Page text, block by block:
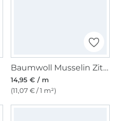
Baumwoll Musselin Zitronen, apricot
14,95 € / m
(11,07 € / 1 m²)